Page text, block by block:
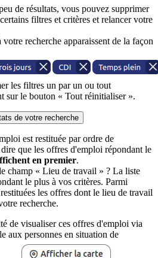
de résultats, vous pouvez supprimer
filtres et critères et relancer votre
recherche apparaissent de la façon
les filtres un par un ou tout
sur le bouton « Tout réinitialiser ».
de votre recherche
est restituée par ordre de
que les offres d'emploi répondant le
en premier.
champ « Lieu de travail » ? La liste
le plus à vos critères. Parmi
les offres dont le lieu de travail
recherche.
de visualiser ces offres d'emploi via
aux personnes en situation de